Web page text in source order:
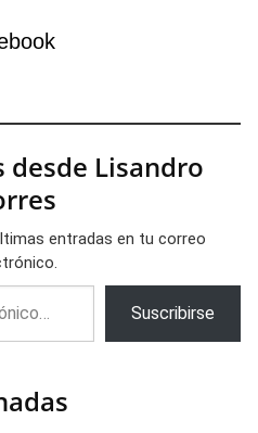
desde Lisandro
entradas en tu correo
Suscribirse